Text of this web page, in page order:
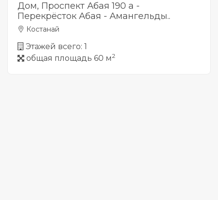
Дом, Проспект Абая 190 а -
Перекрёсток Абая - Амангельды..
Костанай
Этажей всего: 1
общая площадь 60 м2